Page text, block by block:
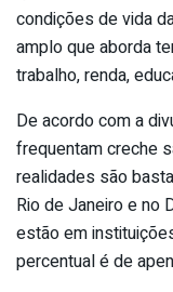
condições de vida
amplo que aborda
trabalho, renda,
De acordo com a
frequentam creche
realidades são
Rio de Janeiro e no
estão em
percentual é de